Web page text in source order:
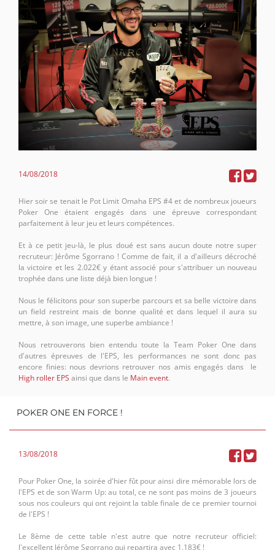
14/08/2018
Hier soir se tenait le Pot Limit Omaha EPS #4 et de nombreux joueurs
Poker One étaient engagés dans une épreuve correspondant
parfaitement à leur jeu et leurs compétences.
Et à ce petit jeu-là, le plus doué est sans aucun doute notre super
recruteur: Jérôme Sgorrano ! Comme de fait, il a d'ailleurs décroché
la victoire et les 2.022€ y étant associé pour s'attribuer un nouveau
trophée dans une liste déjà bien longue !
Nous le félicitons pour son superbe parcours et sa belle victoire dans
un field restreint mais de bonne qualité et dans lequel il aura su
mettre, à son image, une superbe ambiance !
Nous retrouverons bien entendu toute la Team Poker One dans
d'autres épreuves de l'EPS, les performances ne sont donc pas
encore finies: nous devrions retrouver nos amis engagés dans le
High roller EPS ainsi que dans le Main event.
POKER ONE EN FORCE !
13/08/2018
Pour Poker One, la soirée d'hier fût pour ainsi dire mémorable lors de
l'EPS et de son Warm Up: au total, ce ne sont pas moins de 3 joueurs
sous nos couleurs qui ont rejoint la table finale de ce premier tournoi
de l'EPS !
Le 8ème de cette table n'est autre que notre recruteur officiel:
l'excellent Jérôme Sgorrano qui repartira avec 1.183€ !